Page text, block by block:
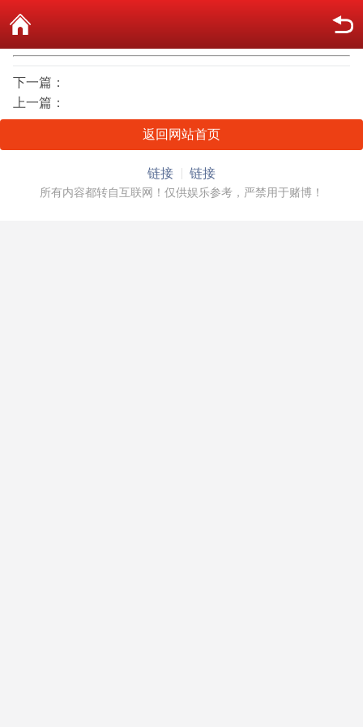
下一篇：
上一篇：
返回网站首页
链接 链接
所有内容都转自互联网！仅供娱乐参考，严禁用于赌博！